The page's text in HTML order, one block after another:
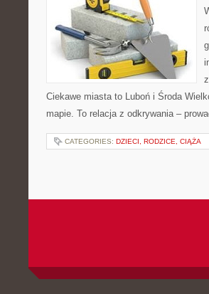
Ciekawe miasta to Luboń i Środa
mapie. To relacja z odkrywania –
CATEGORIES: DZIECI, RODZICE, CIĄŻA